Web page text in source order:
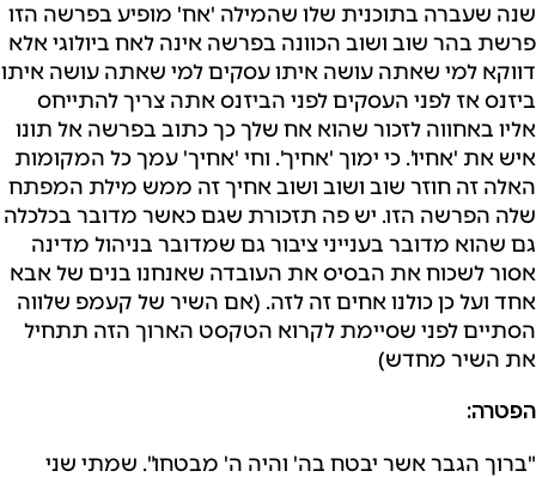
שנה שעברה בתוכנית שלו שהמילה 'אח' מופיע בפרשה הזו
פרשת בהר שוב ושוב הכוונה בפרשה אינה לאח ביולוגי אלא
דווקא למי שאתה עושה איתו עסקים למי שאתה עושה איתו
ביזנס אז לפני העסקים לפני הביזנס אתה צריך להתייחס
אליו באחווה לזכור שהוא אח שלך כך כתוב בפרשה אל תונו
איש את 'אחיו'. כי ימוך 'אחיך'. וחי 'אחיך' עמך כל המקומות
האלה זה חוזר שוב ושוב ושוב אחיך זה ממש מילת המפתח
שלה הפרשה הזו. יש פה תזכורת שגם כאשר מדובר בכלכלה
גם שהוא מדובר בענייני ציבור גם שמדובר בניהול מדינה
אסור לשכוח את הבסיס את העובדה שאנחנו בנים של אבא
אחד ועל כן כולנו אחים זה לזה. (אם השיר של קעמפ שלווה
הסתיים לפני שסיימת לקרוא הטקסט הארוך הזה תתחיל
את השיר מחדש)
הפטרה:
"ברוך הגבר אשר יבטח בה' והיה ה' מבטחו". שמתי שני